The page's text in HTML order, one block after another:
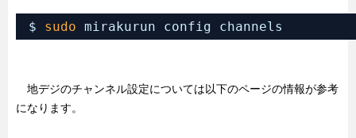
$ sudo mirakurun config channels
地デジのチャンネル設定については以下のページの情報が参考
になります。